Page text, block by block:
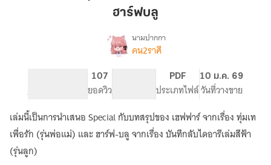
และ
ฮาร์ฟบลู
ฮาร์ฟบลู
เรื่อง[Mpreg]
you◞✺
#ทุ่มเท
เพื่อ
รัก
#เฮฟฟาร์
นามปากกา
คน2ราศี
จำนวนหน้า (A5)
107
ยอดวิวระดับเนื้อหา
PDF
ประเภทไฟล์
10 ม.ค. 69
วันที่วางขาย
เล่มนี้เป็นการนำเสนอ Special กับบทสรุปของ เฮฟฟาร์ จากเรื่อง ทุ่มเท
เพื่อรัก (รุ่นพ่อแม่) และ ฮาร์ฟ-บลู จากเรื่อง บันทึกลับไดอารีเล่มสีฟ้า
(รุ่นลูก)